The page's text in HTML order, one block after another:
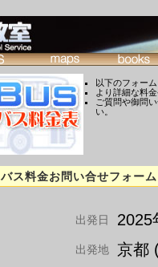
以下のフォー
より詳細な料
ご質問や御問
い。
バス料金お問い合せフォーム
出発日 2025
出発地 京都